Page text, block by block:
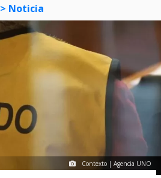
> Noticia
Contexto | Agencia UNO